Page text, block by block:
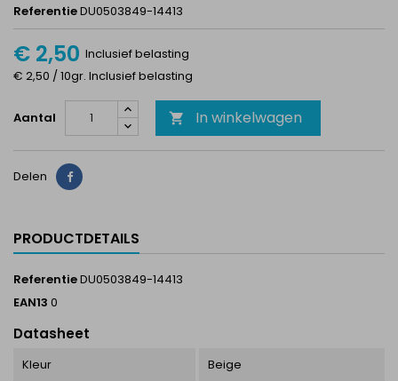
ReferentieDU0503849-14413
€ 2,50 Inclusief belasting
€ 2,50 / 10gr. Inclusief belasting
Aantal  In winkelwagen
Delen Delen
PRODUCTDETAILS
ReferentieDU0503849-14413
EAN13 0
Datasheet
Kleur Beige